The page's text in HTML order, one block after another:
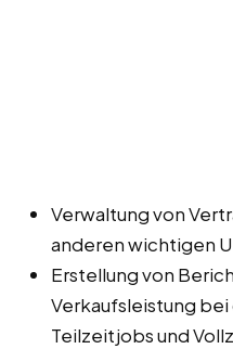
Verwaltung von
anderen wichtigen
Erstellung von
Verkaufsleistung
Teilzeitjobs und